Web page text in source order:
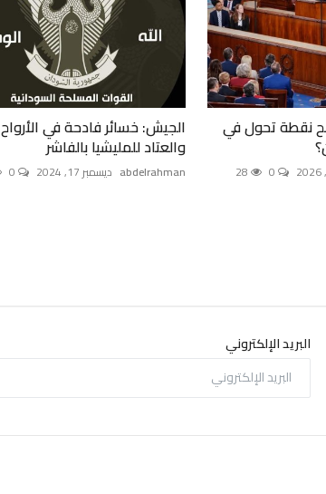
نقطة تحول في
0
28
الجيش: خسائر فادحة في الأرواح
والعتاد للمليشيا بالفاشر
abdelrahman ديسمبر 17, 2024
البريد الإلكتروني